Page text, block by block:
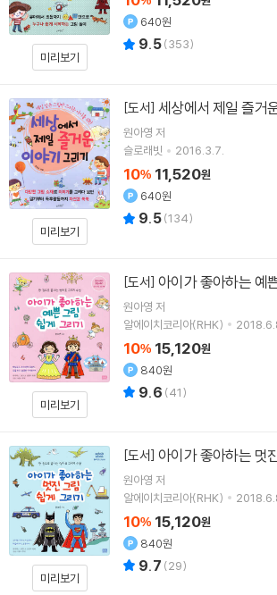
미리보기
640원
9.5(353)
미리보기
[도서] 세상에서 제일 즐거
원아영 저
슬로래빗
2016.3.7.
10% 11,520원
640원
9.5(134)
미리보기
[도서] 아이가 좋아하는 예
원아영 저
알에이치코리아(RHK)
10% 15,120원
840원
9.6 (41)
미리보기
[도서] 아이가 좋아하는 멋
원아영 저
알에이치코리아(RHK)
10% 15,120원
840원
9.7 (29)